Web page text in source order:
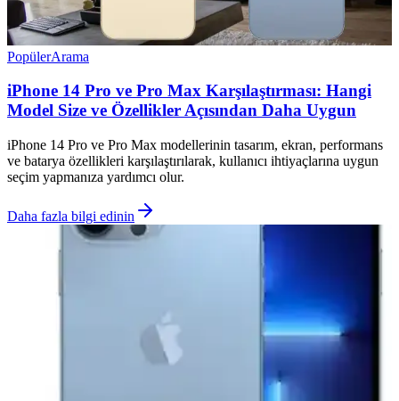
PopülerArama
iPhone 14 Pro ve Pro Max Karşılaştırması: Hangi
Model Size ve Özellikler Açısından Daha Uygun
iPhone 14 Pro ve Pro Max modellerinin tasarım, ekran, performans
ve batarya özellikleri karşılaştırılarak, kullanıcı ihtiyaçlarına uygun
seçim yapmanıza yardımcı olur.
Daha fazla bilgi edinin